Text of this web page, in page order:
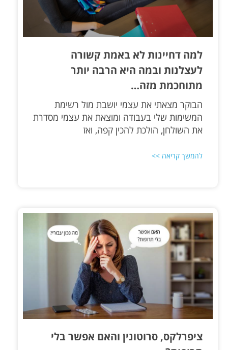
למה דחיינות לא באמת קשורה
לעצלנות ובמה היא הרבה יותר
מתוחכמת מזה…
הבוקר מצאתי את עצמי יושבת מול רשימת
המשימות שלי בעבודה ומוצאת את עצמי מסדרת
את השולחן, הולכת להכין קפה, ואז
להמשך קריאה >>
ציפרלקס, סרוטונין והאם אפשר בלי